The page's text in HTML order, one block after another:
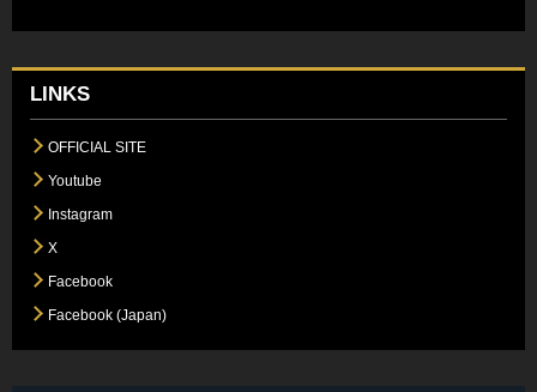
LINKS
OFFICIAL SITE
Youtube
Instagram
X
Facebook
Facebook (Japan)